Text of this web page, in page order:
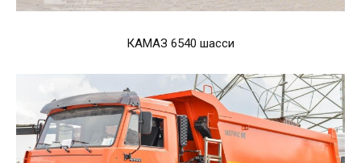
КАМАЗ 6540 шасси